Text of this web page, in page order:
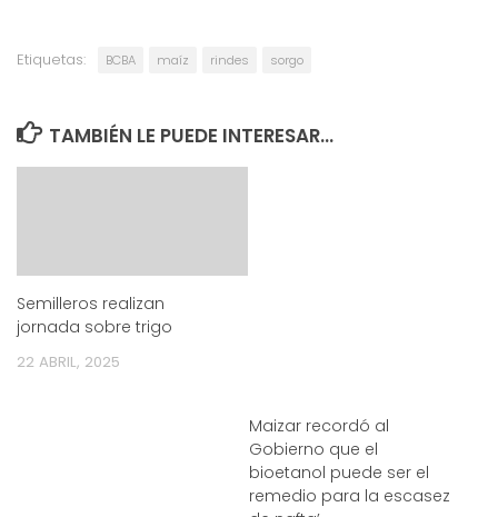
Etiquetas: BCBA maíz rindes sorgo
TAMBIÉN LE PUEDE INTERESAR...
Semilleros realizan
jornada sobre trigo
22 ABRIL, 2025
Maizar recordó al
Gobierno que el
bioetanol puede ser el
remedio para la escasez